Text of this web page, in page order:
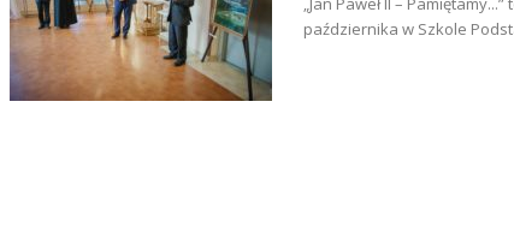
października w Szkole